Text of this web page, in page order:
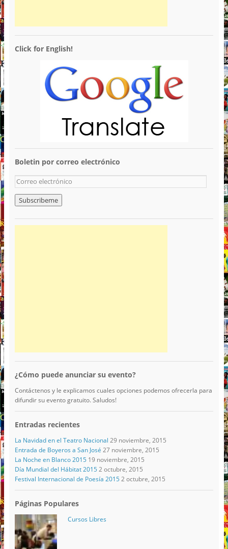
Click for English!
Boletin por correo electrónico
¿Cómo puede anunciar su evento?
Contáctenos y le explicamos cuales opciones podemos ofrecerla para
difundir su evento gratuito. Saludos!
Entradas recientes
La Navidad en el Teatro Nacional 29 noviembre, 2015
Entrada de Boyeros a San José 27 noviembre, 2015
La Noche en Blanco 2015 19 noviembre, 2015
Día Mundial del Hábitat 2015 2 octubre, 2015
Festival Internacional de Poesía 2015 2 octubre, 2015
Páginas Populares
Cursos Libres